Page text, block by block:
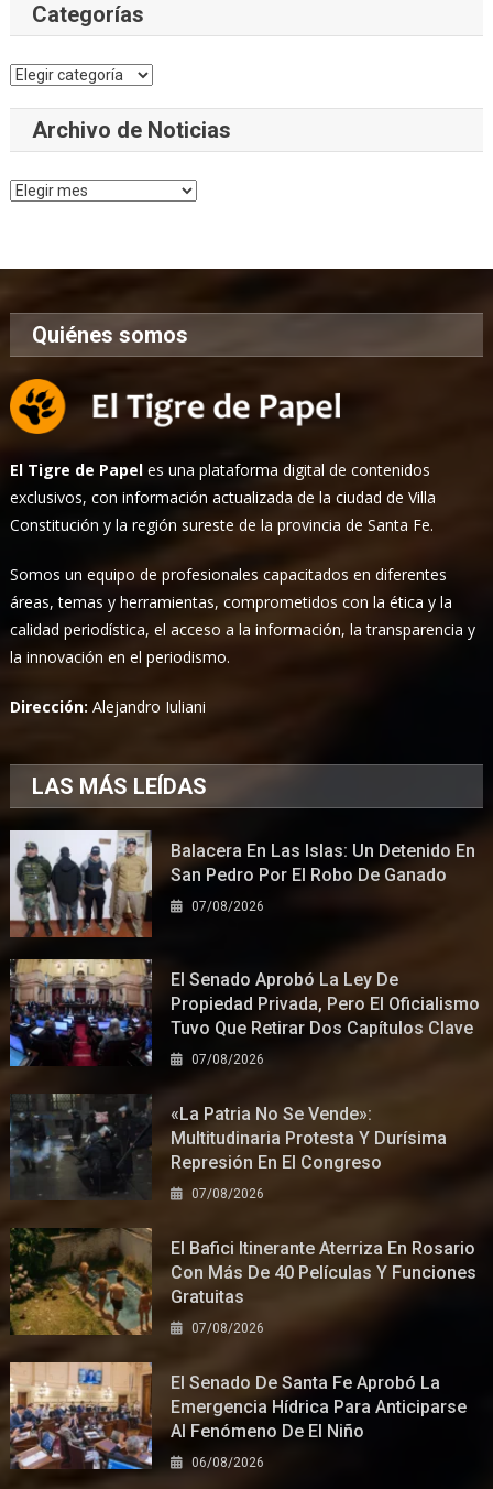
Categorías
Categorías
Archivo de Noticias
Archivo
Quiénes somos
El Tigre de Papel es una plataforma digital de contenidos
exclusivos, con información actualizada de la ciudad de Villa
Constitución y la región sureste de la provincia de Santa Fe.
Somos un equipo de profesionales capacitados en diferentes
áreas, temas y herramientas, comprometidos con la ética y la
calidad periodística, el acceso a la información, la transparencia y
la innovación en el periodismo.
Dirección:Alejandro Iuliani
LAS MÁS LEÍDAS
Balacera En Las Islas: Un Detenido En
San Pedro Por El Robo De Ganado
07/08/2026
El Senado Aprobó La Ley De
Propiedad Privada, Pero El Oficialismo
Tuvo Que Retirar Dos Capítulos Clave
07/08/2026
«La Patria No Se Vende»:
Multitudinaria Protesta Y Durísima
Represión En El Congreso
07/08/2026
El Bafici Itinerante Aterriza En Rosario
Con Más De 40 Películas Y Funciones
Gratuitas
07/08/2026
El Senado De Santa Fe Aprobó La
Emergencia Hídrica Para Anticiparse
Al Fenómeno De El Niño
06/08/2026